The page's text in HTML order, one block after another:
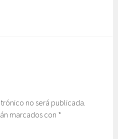
no será publicada.
marcados con *